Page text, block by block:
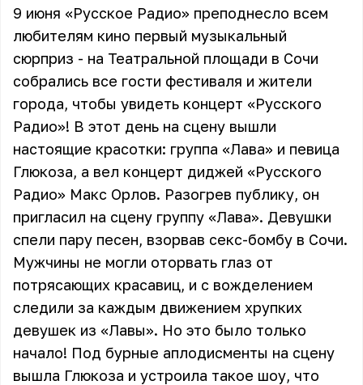
9 июня «Русское Радио» преподнесло всем
любителям кино первый музыкальный
сюрприз - на Театральной площади в Сочи
собрались все гости фестиваля и жители
города, чтобы увидеть концерт «Русского
Радио»! В этот день на сцену вышли
настоящие красотки: группа «Лава» и певица
Глюкоза, а вел концерт диджей «Русского
Радио» Макс Орлов. Разогрев публику, он
пригласил на сцену группу «Лава». Девушки
спели пару песен, взорвав секс-бомбу в Сочи.
Мужчины не могли оторвать глаз от
потрясающих красавиц, и с вожделением
следили за каждым движением хрупких
девушек из «Лавы». Но это было только
начало! Под бурные аплодисменты на сцену
вышла Глюкоза и устроила такое шоу, что